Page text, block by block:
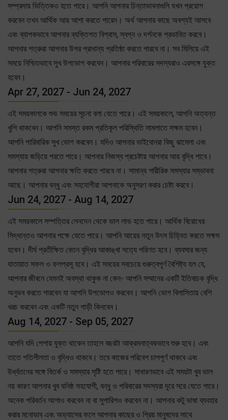
সম্প্রদায় ভিত্তিকও হতে পারে। আপনি আপনার চিন্তাভাবনাগুলি যখন প্রয়োগ
করবেন তখন আর্থিক আয় আশা করতে পারেন। অর্থ আপনার কাছে অবশ্যই আসবে
এবং ব্যাপকভাবে আপনার ব্যক্তিগত বিশ্বাস, স্বপ্ন ও দর্শনকে প্রভাবিত করবে।
আপনার শত্রুরা আপনার উপর প্রাধান্য প্রতিষ্ঠা করতে পারবে না। সব মিলিয়ে এই
সময়ে নিশ্চিতভাবে সুখ উপভোগ করবেন। আপনার পরিবারের সদস্যরাও এরসঙ্গে যুক্ত
হবেন।
Apr 27, 2027 - Jun 24, 2027
এই সময়কালকে শুভ সময়ের সূচনা বলা যেতে পারে। এই সময়কালে, আপনি অত্যন্ত
খুশি থাকবেন। আপনি সমস্ত রকম প্রতিকূল পরিস্থিতি সামলাতে সক্ষম হবেন।
আপনি পারিবারিক সুখ ভোগ করবেন। যদিও আপনার ভাইবোনরা কিছু ঝামেলা এবং
সমস্যায় জড়িয়ে পরতে পারে। আপনার নিজস্ব প্রচেষ্টায় আপনার আয় বৃদ্ধি পাবে।
আপনার শত্রুরা আপনার ক্ষতি করতে পারবে না। সামান্য শারীরিক সমস্যার সম্ভাবনা
আছে। আপনার বন্ধু এবং সহযোগীরা আপনাকে অনুসরণ করার চেষ্টা করবে।
Jun 24, 2027 - Aug 14, 2027
এই সময়কালে সম্পত্তির লেনদেন থেকে ভাল লাভ হতে পারে। আর্থিক বিরোধের
সিদ্ধান্তও আপনার পক্ষে যেতে পারে। আপনি আয়ের নতুন উৎস চিহ্নিত করতে সক্ষম
হবেন। দীর্ঘ প্রতীক্ষিত বেতন বৃদ্ধির আকাঙ্খা সত্যে পরিণত হবে। ব্যবসার জন্য
যাতায়াত সফল ও ফলপ্রসূ হবে। এই সময়ের সবচেয়ে গুরুত্বপূর্ণ বৈশিষ্ট্য হল যে,
আপনার জীবনে যেমনই অবস্থা থাকুক না কেন- আপনি সম্মানের একটি ইতিবাচক বৃদ্ধি
অনুভব করতে পারবেন যা আপনি উপভোগও করবেন। আপনি ভোগ বিলাসিতায় বেশি
খরচ করবেন এবং একটি নতুন গাড়ী কিনবেন।
Aug 14, 2027 - Sep 05, 2027
আপনি যদি পেশায় যুক্ত থাকেন তাহলে বছরটা আক্রমনাত্বকভাবে শুরু হবে। এবং
তাতে গতিশীলতা ও বৃদ্ধিও থাকবে। তবে কাজের পরিবেশ চাপপূর্ণ থাকবে এবং
উর্ধ্বতনের সঙ্গে বিতর্ক ও সমস্যার সৃষ্টি হতে পারে। সাধারণভাবে এই সময়টা খুব ভাল
নয় কারণ আপনার খুব ঘনিষ্ঠ সহযোগী, বন্ধু ও পরিবারের সদস্যরা দূরে সরে যেতে পারে।
অনেক পরিবর্তন আশাও করবেন না বা সুপারিশও করবেন না। আপনার কটু ভাষা ব্যবহার
করার মনোভাব এবং অভ্যাসের ফলে আপনার কাছের ও প্রিয় মানুষদের সাথে